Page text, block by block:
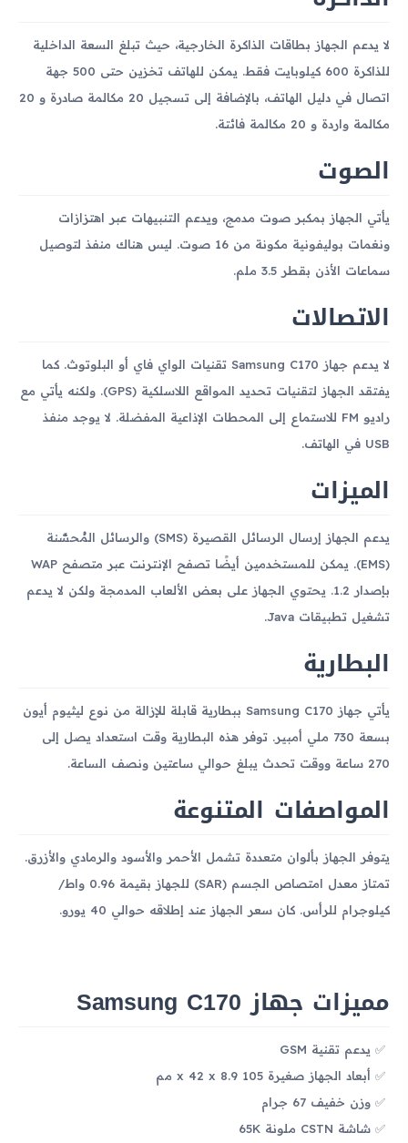
لا يدعم الجهاز بطاقات الذاكرة الخارجية، حيث تبلغ السعة الداخلية
للذاكرة 600 كيلوبايت فقط. يمكن للهاتف تخزين حتى 500 جهة
اتصال في دليل الهاتف، بالإضافة إلى تسجيل 20 مكالمة صادرة و 20
مكالمة واردة و 20 مكالمة فائتة.
الصوت
يأتي الجهاز بمكبر صوت مدمج، ويدعم التنبيهات عبر اهتزازات
ونغمات بوليفونية مكونة من 16 صوت. ليس هناك منفذ لتوصيل
سماعات الأذن بقطر 3.5 ملم.
الاتصالات
لا يدعم جهاز Samsung C170 تقنيات الواي فاي أو البلوتوث. كما
يفتقد الجهاز لتقنيات تحديد المواقع اللاسلكية (GPS). ولكنه يأتي مع
راديو FM للاستماع إلى المحطات الإذاعية المفضلة. لا يوجد منفذ
USB في الهاتف.
الميزات
يدعم الجهاز إرسال الرسائل القصيرة (SMS) والرسائل المُحسَّنة
(EMS). يمكن للمستخدمين أيضًا تصفح الإنترنت عبر متصفح WAP
بإصدار 1.2. يحتوي الجهاز على بعض الألعاب المدمجة ولكن لا يدعم
تشغيل تطبيقات Java.
البطارية
يأتي جهاز Samsung C170 ببطارية قابلة للإزالة من نوع ليثيوم أيون
بسعة 730 ملي أمبير. توفر هذه البطارية وقت استعداد يصل إلى
270 ساعة ووقت تحدث يبلغ حوالي ساعتين ونصف الساعة.
المواصفات المتنوعة
يتوفر الجهاز بألوان متعددة تشمل الأحمر والأسود والرمادي والأزرق.
تمتاز معدل امتصاص الجسم (SAR) للجهاز بقيمة 0.96 واط/
كيلوجرام للرأس. كان سعر الجهاز عند إطلاقه حوالي 40 يورو.
مميزات جهاز Samsung C170
يدعم تقنية GSM
أبعاد الجهاز صغيرة 105 x 42 x 8.9 مم
وزن خفيف 67 جرام
شاشة CSTN ملونة 65K